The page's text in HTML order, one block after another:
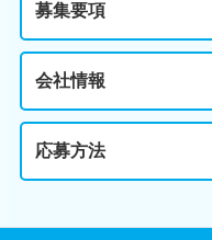
募集要項
会社情報
応募方法